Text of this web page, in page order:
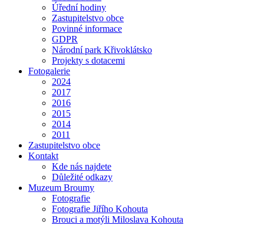
Úřední hodiny
Zastupitelstvo obce
Povinné informace
GDPR
Národní park Křivoklátsko
Projekty s dotacemi
Fotogalerie
2024
2017
2016
2015
2014
2011
Zastupitelstvo obce
Kontakt
Kde nás najdete
Důležité odkazy
Muzeum Broumy
Fotografie
Fotografie Jiřího Kohouta
Brouci a motýli Miloslava Kohouta